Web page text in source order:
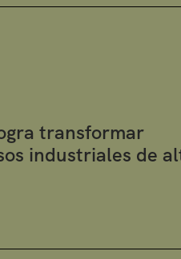
transformar
industriales de